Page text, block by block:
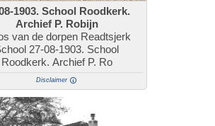
1903. School Roodkerk.
Archief P. Robijn
van de dorpen Readtsjerk
27-08-1903. School
Roodkerk. Archief P. Ro
Disclaimer